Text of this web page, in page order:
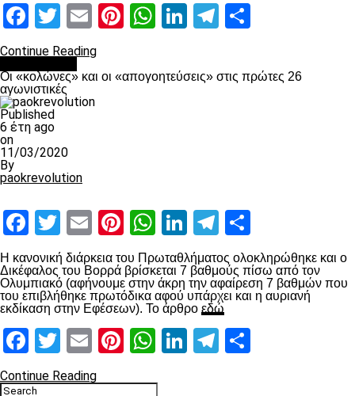
Facebook
Twitter
EmailPinterest
WhatsApp
LinkedIn
Telegram
Continue Reading
Οι «κολώνες» και οι «απογοητεύσεις» στις πρώτες 26
αγωνιστικές
Published
6 έτη ago
on
11/03/2020
By
paokrevolution
Facebook
Twitter
EmailPinterest
WhatsApp
LinkedIn
Telegram
Η κανονική διάρκεια του Πρωταθλήματος ολοκληρώθηκε και ο
Δικέφαλος του Βορρά βρίσκεται 7 βαθμούς πίσω από τον
Ολυμπιακό (αφήνουμε στην άκρη την αφαίρεση 7 βαθμών που
του επιβλήθηκε πρωτόδικα αφού υπάρχει και η αυριανή
εκδίκαση στην Εφέσεων). Το άρθρο εδώ
Facebook
Twitter
EmailPinterest
WhatsApp
LinkedIn
Telegram
Continue Reading